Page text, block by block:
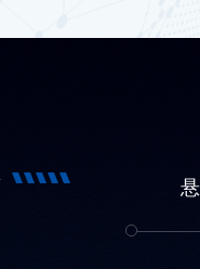
清洗机系列